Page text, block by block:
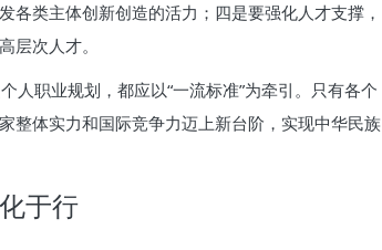
各类主体创新创造的活力；四是要强化人才支撑，
层次人才。
人职业规划，都应以“一流标准”为牵引。只有各个
整体实力和国际竞争力迈上新台阶，实现中华民族
于行